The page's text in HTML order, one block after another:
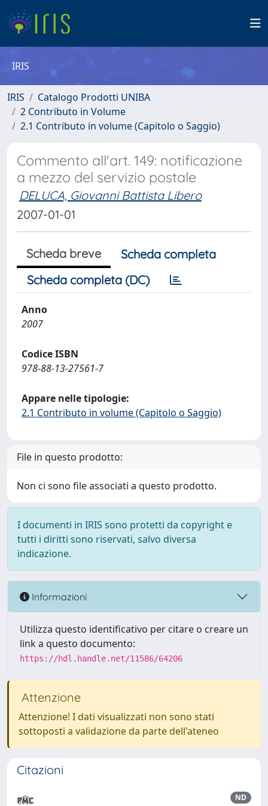
IRIS
IRIS
Catalogo Prodotti UNIBA
2 Contributo in Volume
2.1 Contributo in volume (Capitolo o Saggio)
Commento all'art. 149: notificazione
a mezzo del servizio postale
DELUCA, Giovanni Battista Libero
2007-01-01
Scheda breve
Scheda completa
Scheda completa (DC)
Anno
2007
Codice ISBN
978-88-13-27561-7
Appare nelle tipologie:
2.1 Contributo in volume (Capitolo o Saggio)
File in questo prodotto:
Non ci sono file associati a questo prodotto.
I documenti in IRIS sono protetti da copyright e
tutti i diritti sono riservati, salvo diversa
indicazione.
Informazioni
Utilizza questo identificativo per citare o creare un
link a questo documento:
https://hdl.handle.net/11586/64206
Attenzione
Attenzione! I dati visualizzati non sono stati
sottoposti a validazione da parte dell'ateneo
Citazioni
ND